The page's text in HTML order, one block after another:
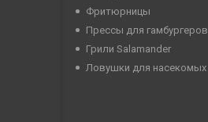
Фритюрницы
Прессы для гамбургеров
Грили Salamander
Ловушки для насекомых